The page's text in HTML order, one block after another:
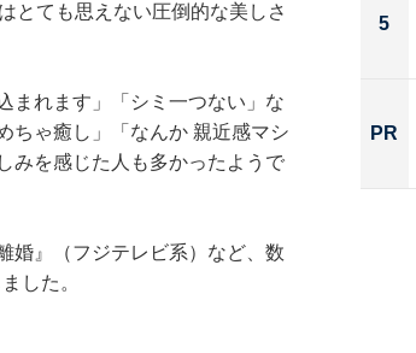
とても思えない圧倒的な美しさ
まれます」「シミ一つない」な
ちゃ癒し」「なんか 親近感マシ
みを感じた人も多かったようで
婚』（フジテレビ系）など、数
した。
5
PR